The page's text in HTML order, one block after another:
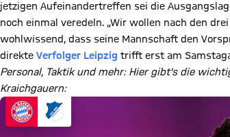
jetzigen Aufeinandertreffen sei die
noch einmal veredeln. „Wir wollen nach den
wohlwissend, dass seine Mannschaft den
direkte Verfolger Leipzig trifft erst am
Personal, Taktik und mehr: Hier gibt's die
Kraichgauern: